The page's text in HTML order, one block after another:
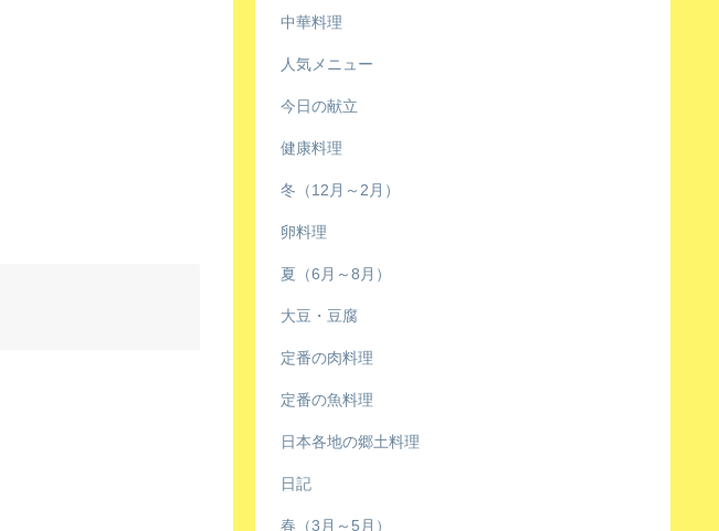
中華料理
人気メニュー
今日の献立
健康料理
冬（12月～2月）
卵料理
夏（6月～8月）
大豆・豆腐
定番の肉料理
定番の魚料理
日本各地の郷土料理
日記
春（3月～5月）